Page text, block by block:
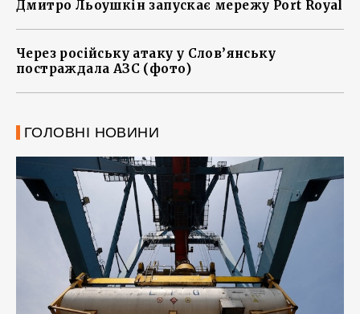
Дмитро Льоушкін запускає мережу Port Royal
Через російську атаку у Слов’янську
постраждала АЗС (фото)
ГОЛОВНІ НОВИНИ